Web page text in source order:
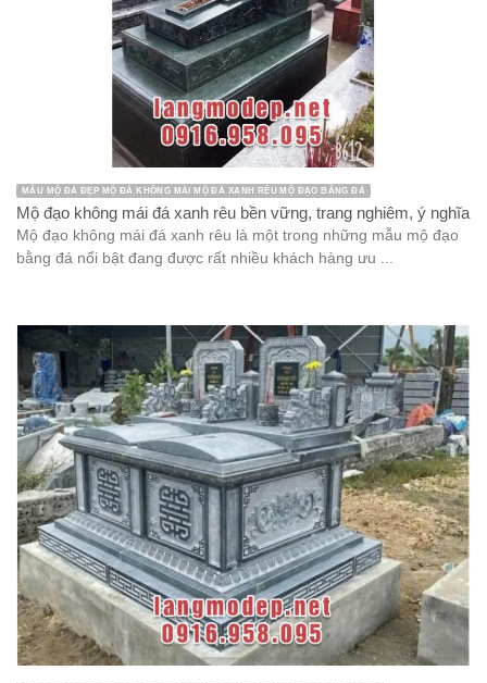
MẪU MỘ ĐÁ ĐẸP MỘ ĐÁ KHÔNG MÁI MỘ ĐÁ XANH RÊU MỘ ĐẠO BẰNG ĐÁ
Mộ đạo không mái đá xanh rêu bền vững, trang nghiêm, ý nghĩa
Mộ đạo không mái đá xanh rêu là một trong những mẫu mộ đạo
bằng đá nổi bật đang được rất nhiều khách hàng ưu ...